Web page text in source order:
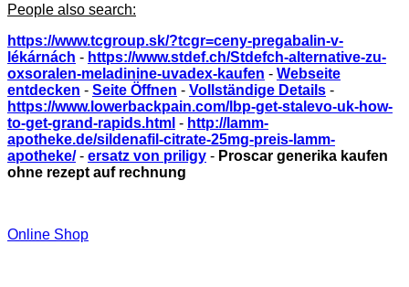
People also search:
https://www.tcgroup.sk/?tcgr=ceny-pregabalin-v-
lékárnách - https://www.stdef.ch/Stdefch-alternative-zu-
oxsoralen-meladinine-uvadex-kaufen - Webseite
entdecken - Seite Öffnen - Vollständige Details -
https://www.lowerbackpain.com/lbp-get-stalevo-uk-how-
to-get-grand-rapids.html - http://lamm-
apotheke.de/sildenafil-citrate-25mg-preis-lamm-
apotheke/- ersatz von priligy - Proscar generika kaufen
ohne rezept auf rechnung
Online Shop